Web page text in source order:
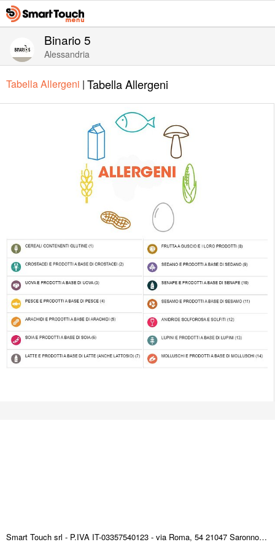
Binario 5
Alessandria
Tabella Allergeni | Tabella Allergeni
Smart Touch srl - P.IVA IT-03357540123 - via Roma, 54 21047 Saronno (VA) ITALY